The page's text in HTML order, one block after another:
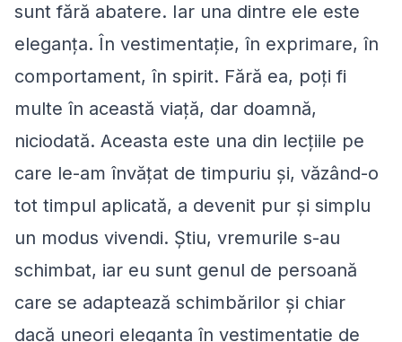
sunt fără abatere. Iar una dintre ele este
eleganţa. În vestimentaţie, în exprimare, în
comportament, în spirit. Fără ea, poţi fi
multe în această viaţă, dar doamnă,
niciodată. Aceasta este una din lecţiile pe
care le-am învăţat de timpuriu şi, văzând-o
tot timpul aplicată, a devenit pur şi simplu
un modus vivendi. Ştiu, vremurile s-au
schimbat, iar eu sunt genul de persoană
care se adaptează schimbărilor şi chiar
dacă uneori eleganţa în vestimentaţie de